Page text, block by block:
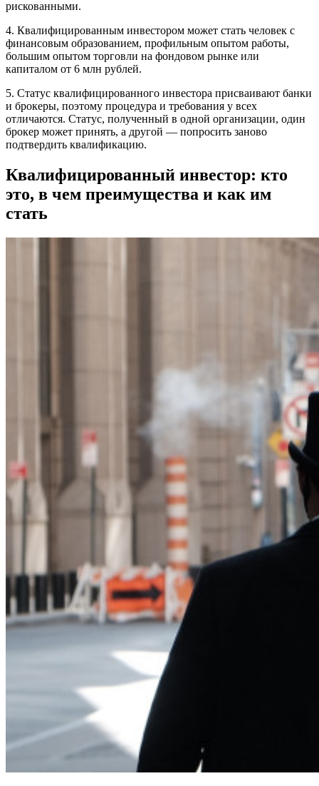
рискованными.
4. Квалифицированным инвестором может стать человек с
финансовым образованием, профильным опытом работы,
большим опытом торговли на фондовом рынке или
капиталом от 6 млн рублей.
5. Статус квалифицированного инвестора присваивают банки
и брокеры, поэтому процедура и требования у всех
отличаются. Статус, полученный в одной организации, один
брокер может принять, а другой — попросить заново
подтвердить квалификацию.
Квалифицированный инвестор: кто
это, в чем преимущества и как им
стать